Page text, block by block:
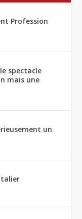
Profession
spectacle
mais une
un